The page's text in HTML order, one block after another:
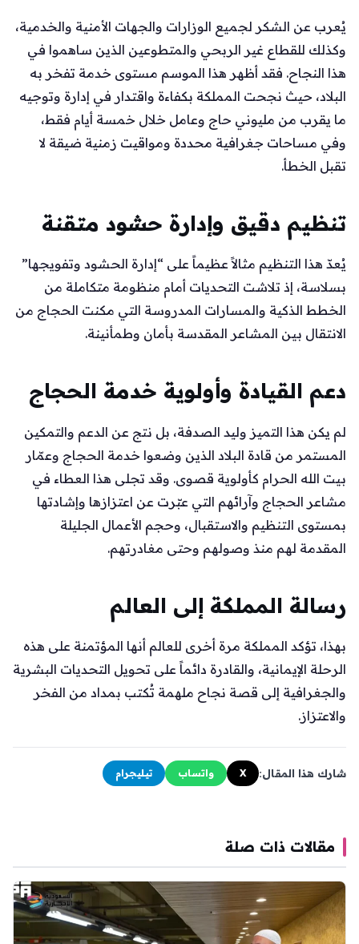
يُعرب عن الشكر لجميع الوزارات والجهات الأمنية والخدمية،
وكذلك للقطاع غير الربحي والمتطوعين الذين ساهموا في
هذا النجاح. فقد أظهر هذا الموسم مستوى خدمة تفخر به
البلاد، حيث نجحت المملكة بكفاءة واقتدار في إدارة وتوجيه
ما يقرب من مليوني حاج وعامل خلال خمسة أيام فقط،
وفي مساحات جغرافية محددة ومواقيت زمنية ضيقة لا
تقبل الخطأ.
تنظيم دقيق وإدارة حشود متقنة
يُعدّ هذا التنظيم مثالاً عظيماً على “إدارة الحشود وتفويجها”
بسلاسة، إذ تلاشت التحديات أمام منظومة متكاملة من
الخطط الذكية والمسارات المدروسة التي مكنت الحجاج من
الانتقال بين المشاعر المقدسة بأمان وطمأنينة.
دعم القيادة وأولوية خدمة الحجاج
لم يكن هذا التميز وليد الصدفة، بل نتج عن الدعم والتمكين
المستمر من قادة البلاد الذين وضعوا خدمة الحجاج وعمّار
بيت الله الحرام كأولوية قصوى. وقد تجلى هذا العطاء في
مشاعر الحجاج وآرائهم التي عبّرت عن اعتزازها وإشادتها
بمستوى التنظيم والاستقبال، وحجم الأعمال الجليلة
المقدمة لهم منذ وصولهم وحتى مغادرتهم.
رسالة المملكة إلى العالم
بهذا، تؤكد المملكة مرة أخرى للعالم أنها المؤتمنة على هذه
الرحلة الإيمانية، والقادرة دائماً على تحويل التحديات البشرية
والجغرافية إلى قصة نجاح ملهمة تُكتب بمداد من الفخر
والاعتزاز.
شارك هذا المقال: X واتساب تيليجرام
مقالات ذات صلة